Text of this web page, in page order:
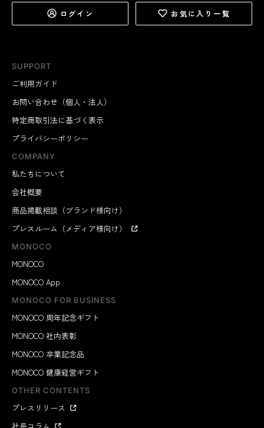
SUPPORT
ご利用ガイド
お問い合わせ（個人・法人）
特定商取引法に基づく表示
プライバシーポリシー
COMPANY
私たちについて
会社概要
商品掲載相談（ブランド様向け）
プレスルーム（メディア様向け）
MONOCO
MONOCO
MONOCO App
MONOCO FOR BUSINESS
MONOCO 周年記念ギフト
MONOCO 社内表彰
MONOCO 卒業記念品
MONOCO 健康経営ギフト
OTHER CONTENTS
プレスリリース
社長コラム
ログイン お気に入り一覧